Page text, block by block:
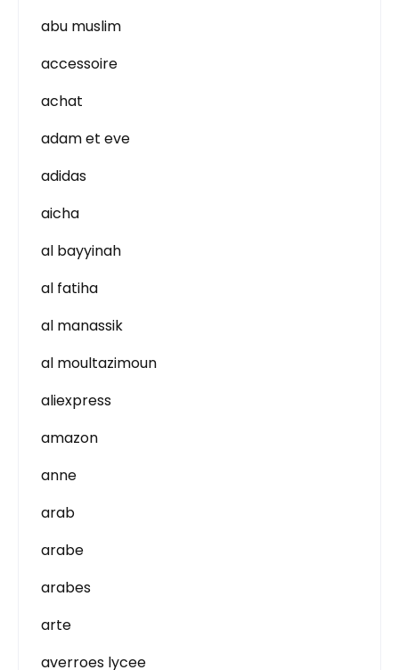
abu muslim
accessoire
achat
adam et eve
adidas
aicha
al bayyinah
al fatiha
al manassik
al moultazimoun
aliexpress
amazon
anne
arab
arabe
arabes
arte
averroes lycee